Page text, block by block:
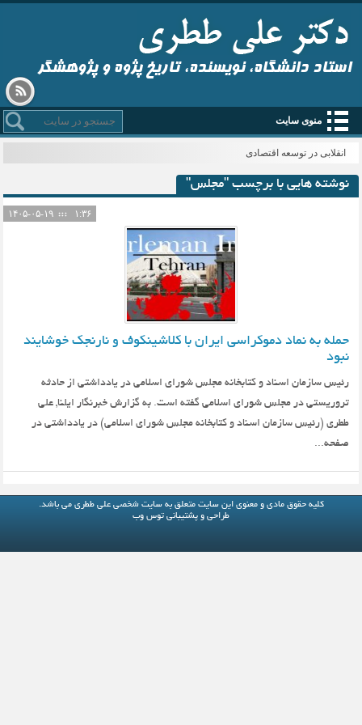
استاد دانشگاه، نویسنده، تاریخ پژوه و پژوهشگر
منوی سایت
انقلابی در توسعه اقتصادی
نوشته هایی با برچسب "مجلس"
۱:۳۶
حمله به نماد دموکراسی ایران با کلاشینکوف و نارنجک خوشایند
نبود
رئیس سازمان اسناد و کتابخانه مجلس شورای اسلامی در یادداشتی از حادثه
تروریستی در مجلس شورای اسلامی گفته است. به گزارش خبرنگار ایلنا, علی
ططری (رئیس سازمان اسناد و کتابخانه مجلس شورای اسلامی) در یادداشتی در
صفحه...
کلیه حقوق مادی و معنوی این سایت متعلق بهسایت شخصی علی ططری می باشد.
طراحی و پشتیبانی توس وب